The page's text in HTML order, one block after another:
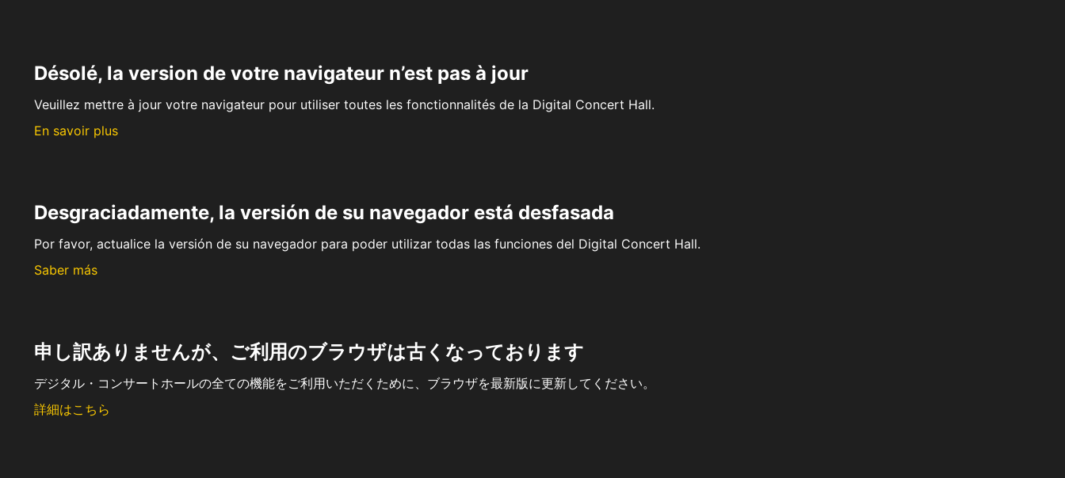
Désolé, la version de votre navigateur n’est pas à jour
Veuillez mettre à jour votre navigateur pour utiliser toutes les fonctionnalités de la Digital Concert Hall.
En savoir plus
Desgraciadamente, la versión de su navegador está desfasada
Por favor, actualice la versión de su navegador para poder utilizar todas las funciones del Digital Concert Hall.
Saber más
申し訳ありませんが、ご利用のブラウザは古くなっております
デジタル・コンサートホールの全ての機能をご利用いただくために、ブラウザを最新版に更新してください。
詳細はこちら